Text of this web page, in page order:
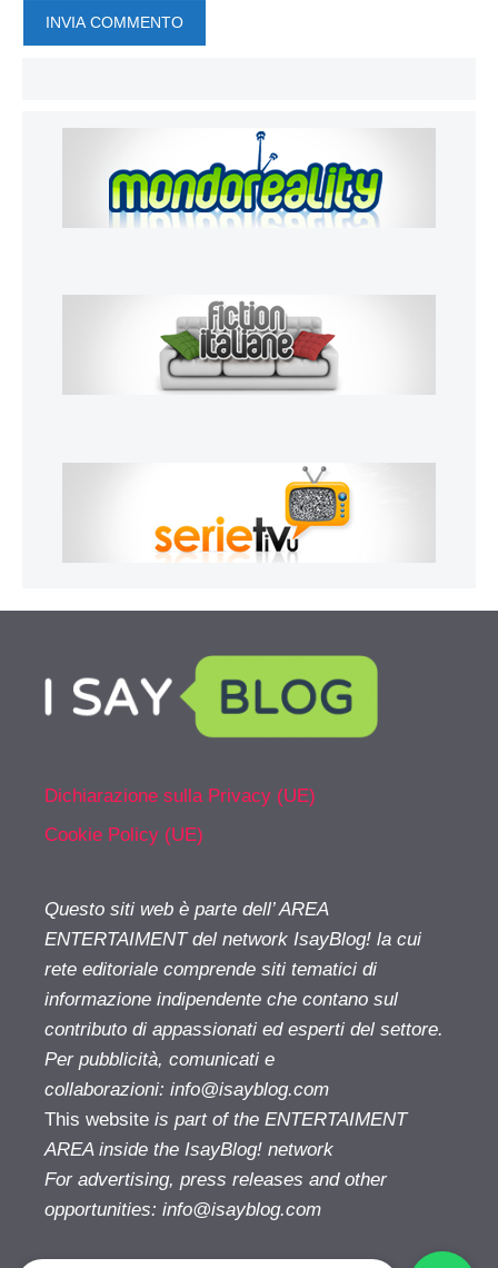
Dichiarazione sulla Privacy (UE)
Cookie Policy (UE)
Questo siti web è parte dell’ AREA
ENTERTAIMENT del network IsayBlog! la cui
rete editoriale comprende siti tematici di
informazione indipendente che contano sul
contributo di appassionati ed esperti del settore.
Per pubblicità, comunicati e
collaborazioni: info@isayblog.com
This website is part of the ENTERTAIMENT
AREA inside the IsayBlog! network
For advertising, press releases and other
opportunities: info@isayblog.com